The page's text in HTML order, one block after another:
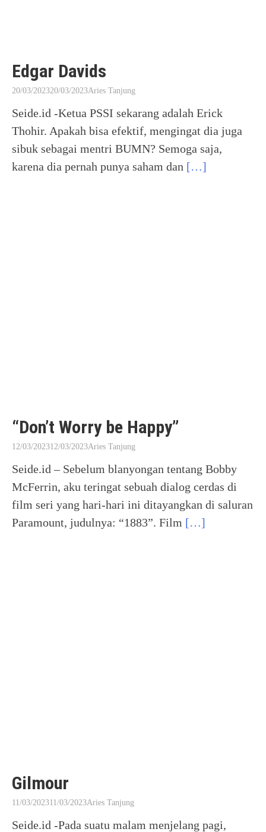
Edgar Davids
20/03/202320/03/2023Aries Tanjung
Seide.id -Ketua PSSI sekarang adalah Erick
Thohir. Apakah bisa efektif, mengingat dia juga
sibuk sebagai mentri BUMN? Semoga saja,
karena dia pernah punya saham dan […]
“Don’t Worry be Happy”
12/03/202312/03/2023Aries Tanjung
Seide.id – Sebelum blanyongan tentang Bobby
McFerrin, aku teringat sebuah dialog cerdas di
film seri yang hari-hari ini ditayangkan di saluran
Paramount, judulnya: “1883”. Film […]
Gilmour
11/03/202311/03/2023Aries Tanjung
Seide.id -Pada suatu malam menjelang pagi,